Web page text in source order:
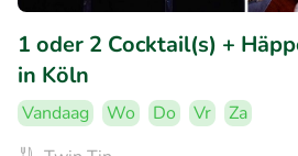
1 oder 2 Cocktail(s) +
in Köln
Vandaag Wo Do Vr
Za